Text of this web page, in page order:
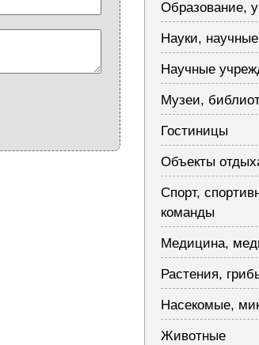
Образование,
Науки,
Научные
Музеи,
Гостиницы
Объекты
Спорт,
команды
Медицина,
Растения,
Насекомые,
Животные